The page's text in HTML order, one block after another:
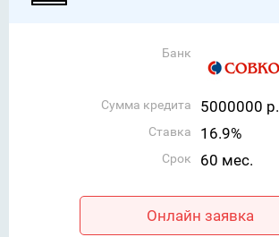
Банк
Сумма кредита 5000000 р.
Ставка 16.9%
Срок 60 мес.
Онлайн заявка